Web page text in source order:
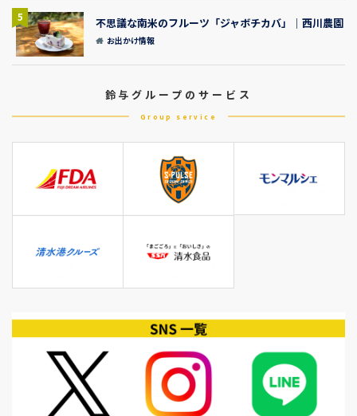
5 不思議な南米のフルーツ「ジャボチカバ」｜西川農園
お出かけ情報
鈴与グループのサービス
Group service